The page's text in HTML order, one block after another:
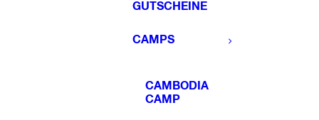
GUTSCHEINE
CAMPS
CAMBODIA
CAMP